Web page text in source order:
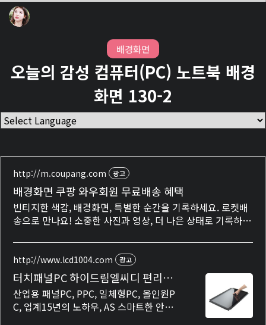
배경화면
오늘의 감성 컴퓨터(PC) 노트북 배경
화면 130-2
http://m.coupang.com 광고
배경화면 쿠팡 와우회원 무료배송 혜택
빈티지한 색감, 배경화면, 특별한 순간을 기록하세요. 로켓배
송으로 만나요! 소중한 사진과 영상, 더 나은 상태로 기록하세
http://www.lcd1004.com 광고
터치패널PC 하이드림엘씨디 편리함
을 선사하는 일체형PC
산업용 패널PC, PPC, 일체형PC, 올인원P
C, 업계15년의 노하우, AS 스마트한 안드